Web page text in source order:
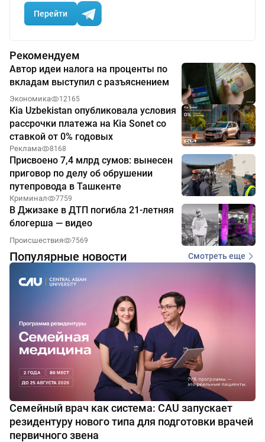
Перейти
Рекомендуем
Автор идеи налога на проценты по
вкладам выступил с разъяснением
Экономика 12165
Kia Uzbekistan опубликовала условия
рассрочки платежа на Kia Sonet со
ставкой от 0% годовых
Реклама 8168
Присвоено 7,4 млрд сумов: вынесен
приговор по делу об обрушении
путепровода в Ташкенте
Криминал 7759
В Джизаке в ДТП погибла 21-летняя
блогерша — видео
Происшествия 7569
Популярные новости Смотреть еще
Семейный врач как система: CAU запускает
резидентуру нового типа для подготовки врачей
первичного звена